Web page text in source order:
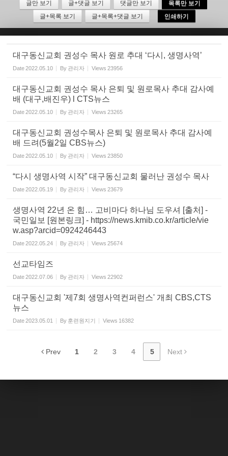
글만 보기 글+댓글 보기 댓글만 보기
목록만 보기
글+목록 보기
글+목록+댓글 보기 인쇄하기
대구동신교회 권성수 목사 원로 추대 ‘다시, 생명사역’
Date 2022.05.10 By 관리자 Views 23956
대구동신교회 권성수 목사 은퇴 및 원로목사 추대 감사예
배 (대구,배진우) l CTS뉴스
Date 2022.05.10 By 관리자 Views 23265
대구동신교회 권성수목사 은퇴 및 원로목사 추대 감사예
배 드려(5월2일 CBS뉴스)
Date 2022.05.10 By 관리자 Views 23850
“다시 생명사역 시작” 대구동신교회 물러난 권성수 목사
Date 2022.05.19 By 관리자 Views 23679
생명사역 22년 온 힘… 고비마다 하나님 도우셔 [출처] -
국민일보 [원본링크] - https://news.kmib.co.kr/article/vie
w.asp?arcid=0924246443
Date 2022.05.24 By 관리자 Views 25674
선교타임즈
Date 2022.07.06 By 관리자 Views 22902
대구동신교회 '제7회 생명사역컨퍼런스' 개최 CBS,CTS
뉴스
Date 2023.05.01 By 훈련원지기 Views 16382
Prev 1 2 3 4 5 Next
Sketchbook5, 스케치북5
Sketchbook5, 스케치북5